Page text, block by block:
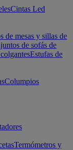
Cintas Led
de mesas y sillas de
de sofás de
Estufas de
Columpios
Termómetros y